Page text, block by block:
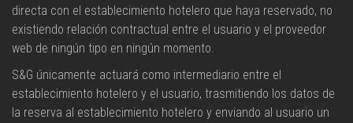
directa con el establecimiento hotelero que haya reservado, no
existiendo relación contractual entre el usuario y el proveedor
web de ningún tipo en ningún momento.
S&G únicamente actuará como intermediario entre el
establecimiento hotelero y el usuario, trasmitiendo los datos de
la reserva al establecimiento hotelero y enviando al usuario un